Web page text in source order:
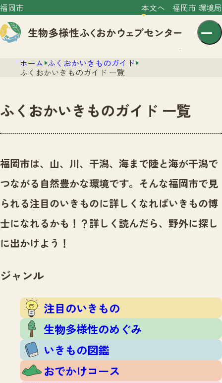
福岡市 本文へ 福岡市 環境局
センター紹介
センター紹介TOP
サイトポリシー
プライバシーポリシー
ニュースTOP
市の取組み
いきものガイド
いきものガイドTOP
注目のいきもの
生物多様性のめぐみ
保全アクション
イベント
いきもの調査隊
調査レポート
調査結果
ふくおかいきものマップ
マッチング
マッチングTOP
掲載申し込みフォーム
お問合せ
ホーム ふくおかいきものガイド
ふくおかいきものガイド 一覧
ふくおかいきものガイド 一覧
福岡市は、山、川、干潟、海まで陸と海が干潟で
つながる自然豊かな環境です。 そんな福岡市で見
られる注目のいきものに詳しくなればいきもの博
士になれるかも！？詳しく読んだら、野外に探し
に出かけよう！
ジャンル
注目のいきもの
生物多様性のめぐみ
いきもの図鑑
おでかけコース